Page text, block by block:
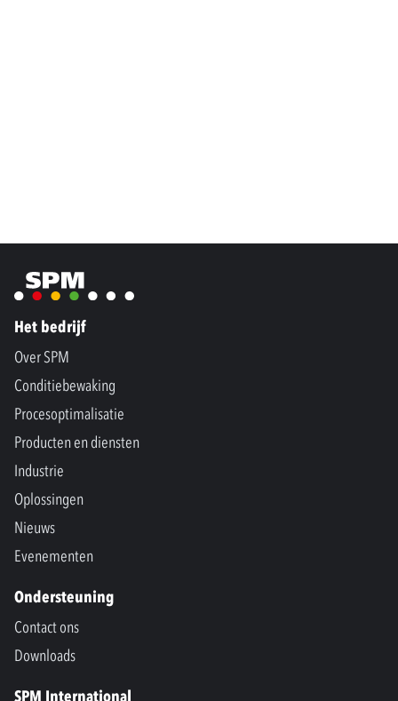
Het bedrijf
Over SPM
Conditiebewaking
Procesoptimalisatie
Producten en diensten
Industrie
Oplossingen
Nieuws
Evenementen
Ondersteuning
Contact ons
Downloads
SPM International